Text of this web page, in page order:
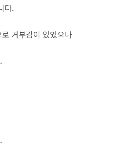
다.
거부감이 있었으나